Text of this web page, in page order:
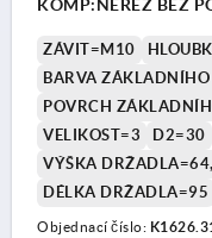
KOMP:NEREZ BEZ
ZÁVIT=M10
BARVA
POVRCH
VELIKOST=3
D2=30
VÝŠKA
DÉLKA DRŽADLA=95
Objednací číslo: